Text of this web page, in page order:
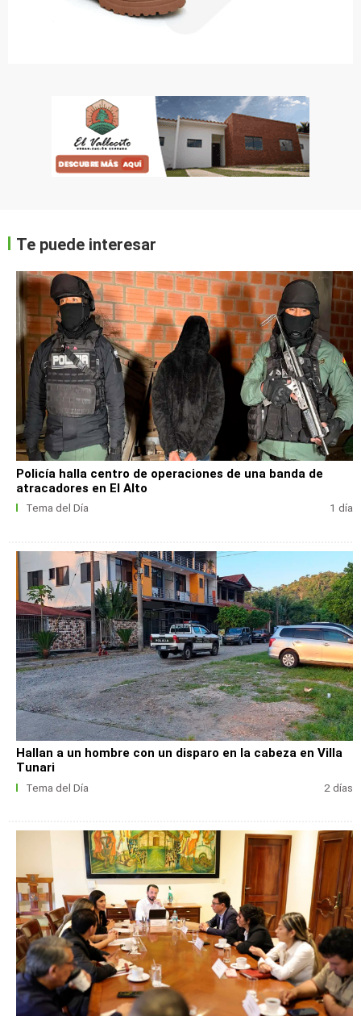
Te puede interesar
Policía halla centro de operaciones de una banda de
atracadores en El Alto
Tema del Día 1 día
Hallan a un hombre con un disparo en la cabeza en Villa
Tunari
Tema del Día 2 días